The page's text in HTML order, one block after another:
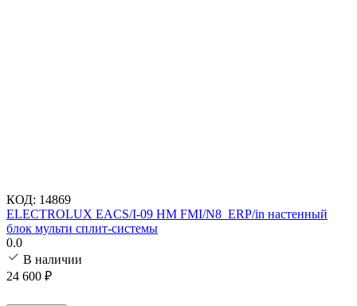
КОД: 14869
ELECTROLUX EACS/I-09 HM FMI/N8_ERP/in настенный
блок мульти сплит-системы
0.0
В наличии
24 600 ₽